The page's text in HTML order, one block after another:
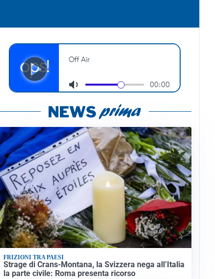
FRIZIONI TRA PAESI
Strage di Crans-Montana, la Svizzera nega all’Italia
la parte civile: Roma presenta ricorso